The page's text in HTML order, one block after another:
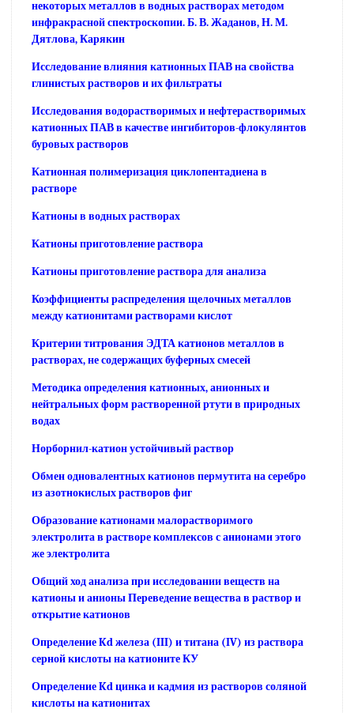
некоторых металлов в водных растворах методом
инфракрасной спектроскопии. Б. В. Жаданов, Н. М.
Дятлова, Карякин
Исследование влияния катионных ПАВ на свойства
глинистых растворов и их фильтраты
Исследования водорастворимых и нефтерастворимых
катионных ПАВ в качестве ингибиторов-флокулянтов
буровых растворов
Катионная полимеризация циклопентадиена в
растворе
Катионы в водных растворах
Катионы приготовление раствора
Катионы приготовление раствора для анализа
Коэффициенты распределения щелочных металлов
между катионитами растворами кислот
Критерии титрования ЭДТА катионов металлов в
растворах, не содержащих буферных смесей
Методика определения катионных, анионных и
нейтральных форм растворенной ртути в природных
водах
Норборнил-катион устойчивый раствор
Обмен одновалентных катионов пермутита на серебро
из азотнокислых растворов фиг
Образование катионами малорастворимого
электролита в растворе комплексов с анионами этого
же электролита
Общий ход анализа при исследовании веществ на
катионы и анионы Переведение вещества в раствор и
открытие катионов
Определение Kd железа (III) и титана (IV) из раствора
серной кислоты на катионите КУ
Определение Kd цинка и кадмия из растворов соляной
кислоты на катионитах